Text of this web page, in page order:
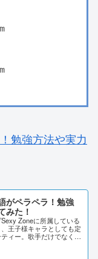
勉強方法や実力
がペラペラ！勉強
みた！
Zoneに所属している
王子様キャラとしても定
ィー。歌手だけでなく、